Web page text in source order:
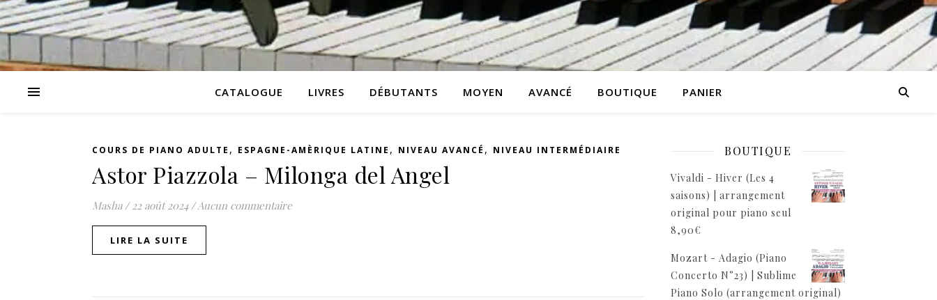
CATALOGUE LIVRES DÉBUTANTS MOYEN AVANCÉ BOUTIQUE PANIER
COURS DE PIANO ADULTE , ESPAGNE-AMÈRIQUE LATINE , NIVEAU AVANCÉ , NIVEAU INTERMÉDIAIRE
Astor Piazzola – Milonga del Angel
Masha / 22 août 2024 /Aucun commentaire
LIRE LA SUITE
BOUTIQUE
Vivaldi - Hiver (Les 4
saisons) | arrangement
original pour piano seul
8,90€
Mozart - Adagio (Piano
Concerto N°23) | Sublime
Piano Solo (arrangement original)